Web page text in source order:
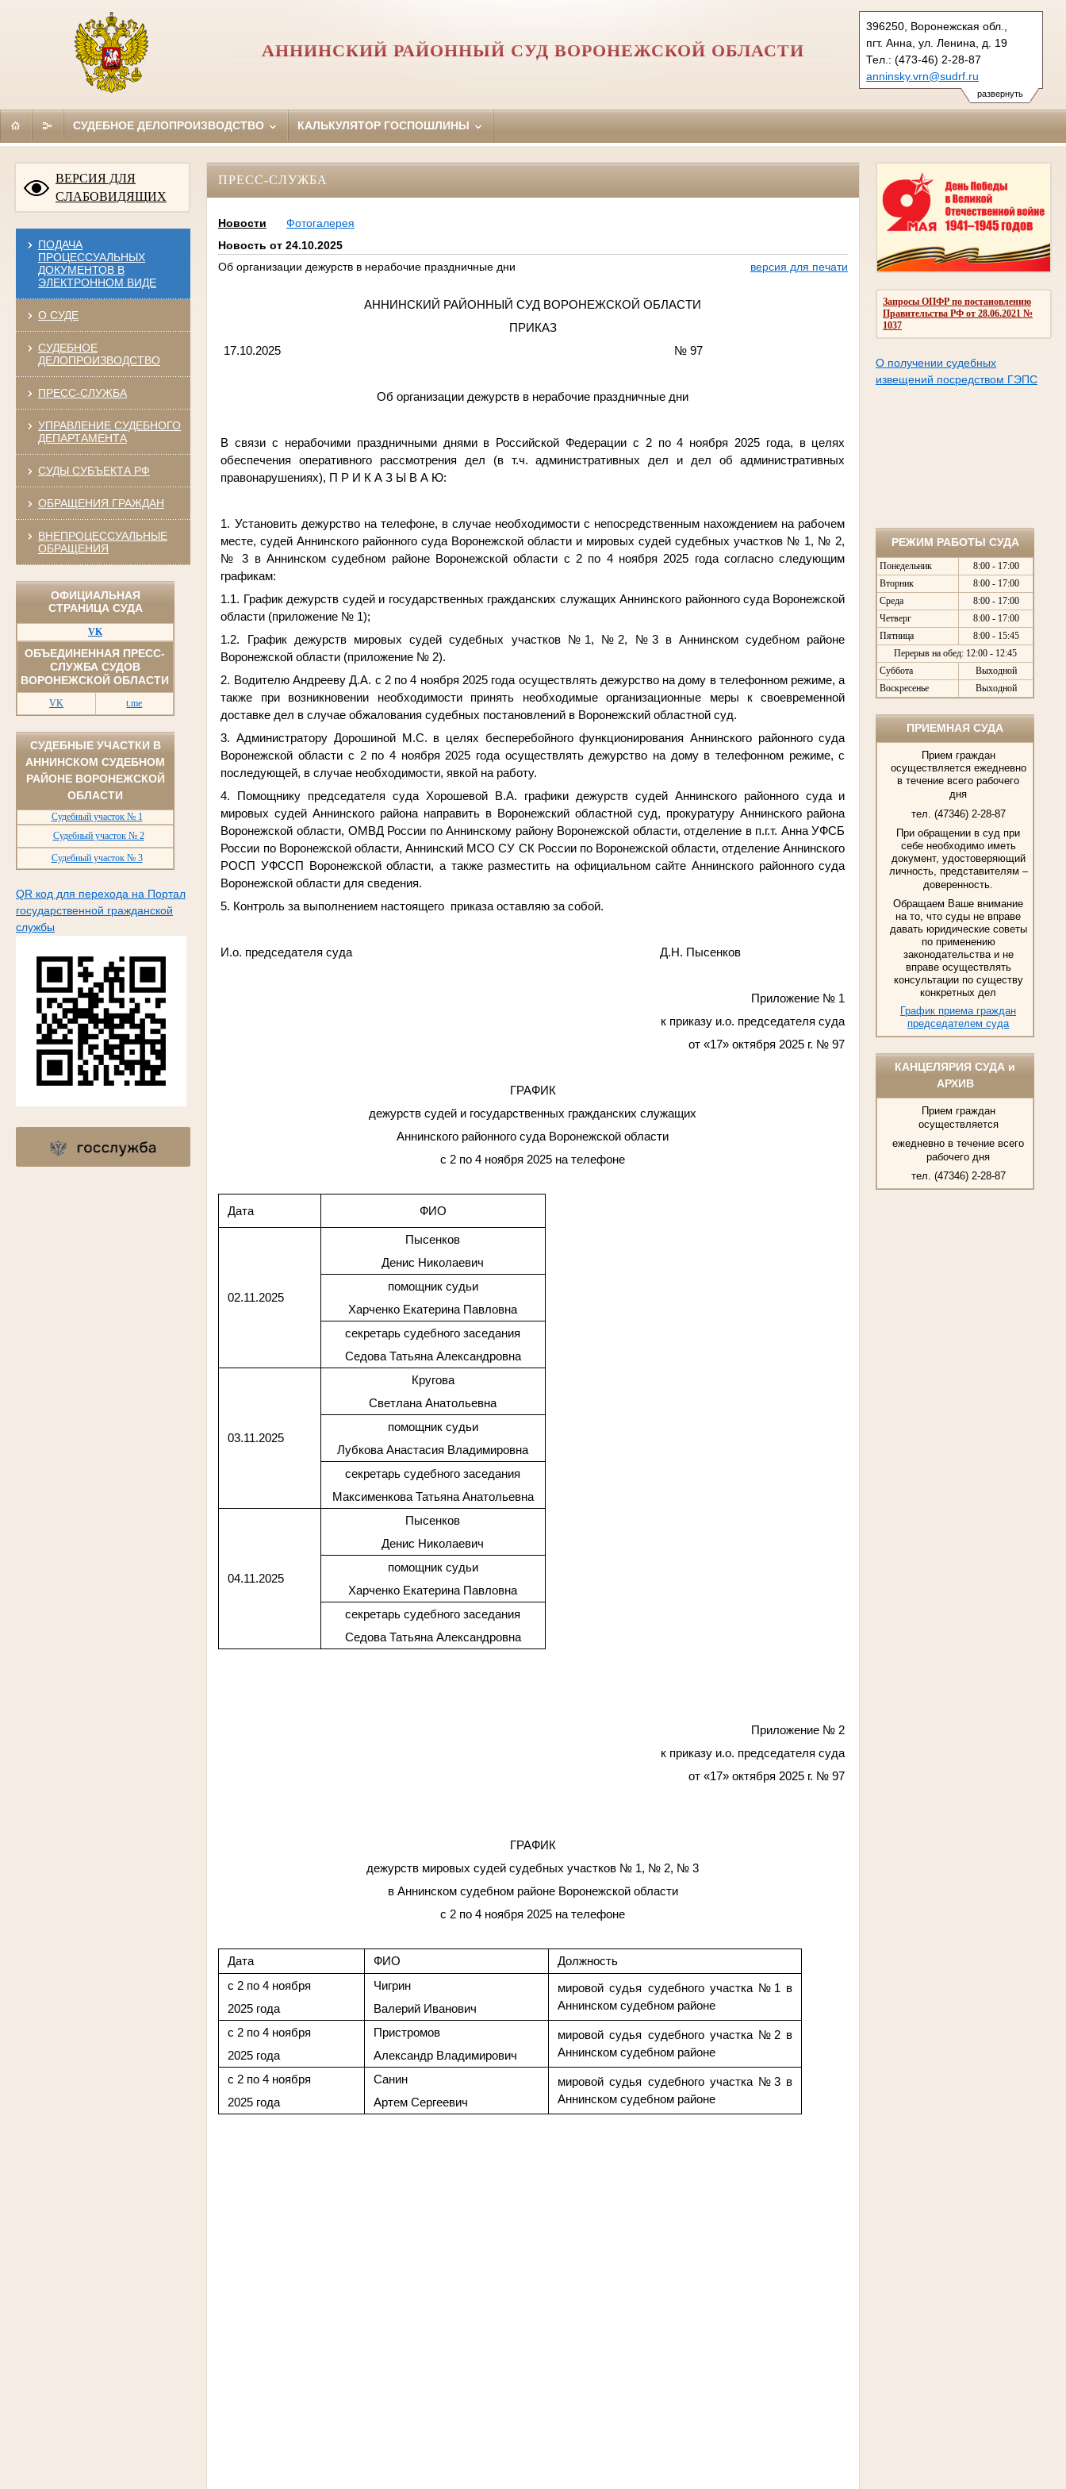
развернуть
396250, Воронежская обл.,
пгт. Анна, ул. Ленина, д. 19
Тел.: (473-46) 2-28-87
anninsky.vrn@sudrf.ru
схема проезда
АННИНСКИЙ РАЙОННЫЙ СУД ВОРОНЕЖСКОЙ ОБЛАСТИ
СУДЕБНОЕ ДЕЛОПРОИЗВОДСТВО КАЛЬКУЛЯТОР ГОСПОШЛИНЫ
ВЕРСИЯ ДЛЯ
СЛАБОВИДЯЩИХ
ПОДАЧА
ПРОЦЕССУАЛЬНЫХ
ДОКУМЕНТОВ В
ЭЛЕКТРОННОМ ВИДЕ
О СУДЕ
СУДЕБНОЕ
ДЕЛОПРОИЗВОДСТВО
ПРЕСС-СЛУЖБА
УПРАВЛЕНИЕ СУДЕБНОГО
ДЕПАРТАМЕНТА
СУДЫ СУБЪЕКТА РФ
ОБРАЩЕНИЯ ГРАЖДАН
ВНЕПРОЦЕССУАЛЬНЫЕ
ОБРАЩЕНИЯ
ОФИЦИАЛЬНАЯ
СТРАНИЦА СУДА
VK
ОБЪЕДИНЕННАЯ ПРЕСС-
СЛУЖБА СУДОВ
ВОРОНЕЖСКОЙ ОБЛАСТИ
VK t.me
СУДЕБНЫЕ УЧАСТКИ В
АННИНСКОМ СУДЕБНОМ
РАЙОНЕ ВОРОНЕЖСКОЙ
ОБЛАСТИ
Судебный участок № 1
Судебный участок № 2
Судебный участок № 3
QR код для перехода на Портал
государственной гражданской
службы
Запросы ОПФР по постановлению
Правительства РФ от 28.06.2021 №
1037
О получении судебных
извещений посредством ГЭПС
РЕЖИМ РАБОТЫ СУДА
Понедельник
8:00 - 17:00
Вторник
8:00 - 17:00
Среда
8:00 - 17:00
Четверг
8:00 - 17:00
Пятница
8:00 - 15:45
Перерыв на обед: 12:00 - 12:45
Суббота
Выходной
Воскресенье
Выходной
ПРИЕМНАЯ СУДА
Прием граждан
осуществляется ежедневно
в течение всего рабочего
дня
тел. (47346) 2-28-87
При обращении в суд при
себе необходимо иметь
документ, удостоверяющий
личность, представителям –
доверенность.
Обращаем Ваше внимание
на то, что суды не вправе
давать юридические советы
по применению
законодательства и не
вправе осуществлять
консультации по существу
конкретных дел
График приема граждан
председателем суда
КАНЦЕЛЯРИЯ СУДА и
АРХИВ
Прием граждан
осуществляется
ежедневно в течение всего
рабочего дня
тел. (47346) 2-28-87
ПРЕСС-СЛУЖБА
Новости
Фотогалерея
Новость от 24.10.2025
Об организации дежурств в нерабочие праздничные дни
версия для печати
АННИНСКИЙ РАЙОННЫЙ СУД ВОРОНЕЖСКОЙ ОБЛАСТИ
ПРИКАЗ
17.10.2025 № 97
Об организации дежурств в нерабочие праздничные дни
В связи с нерабочими праздничными днями в Российской Федерации с 2 по 4 ноября 2025 года, в целях
обеспечения оперативного рассмотрения дел (в т.ч. административных дел и дел об административных
правонарушениях), П Р И К А З Ы В А Ю:
1. Установить дежурство на телефоне, в случае необходимости с непосредственным нахождением на рабочем
месте, судей Аннинского районного суда Воронежской области и мировых судей судебных участков № 1, № 2,
№ 3 в Аннинском судебном районе Воронежской области с 2 по 4 ноября 2025 года согласно следующим
графикам:
1.1. График дежурств судей и государственных гражданских служащих Аннинского районного суда Воронежской
области (приложение № 1);
1.2. График дежурств мировых судей судебных участков №1, №2, №3 в Аннинском судебном районе
Воронежской области (приложение № 2).
2. Водителю Андрееву Д.А. с 2 по 4 ноября 2025 года осуществлять дежурство на дому в телефонном режиме, а
также при возникновении необходимости принять необходимые организационные меры к своевременной
доставке дел в случае обжалования судебных постановлений в Воронежский областной суд.
3. Администратору Дорошиной М.С. в целях бесперебойного функционирования Аннинского районного суда
Воронежской области с 2 по 4 ноября 2025 года осуществлять дежурство на дому в телефонном режиме, с
последующей, в случае необходимости, явкой на работу.
4. Помощнику председателя суда Хорошевой В.А. графики дежурств судей Аннинского районного суда и
мировых судей Аннинского района направить в Воронежский областной суд, прокуратуру Аннинского района
Воронежской области, ОМВД России по Аннинскому району Воронежской области, отделение в п.г.т. Анна УФСБ
России по Воронежской области, Аннинский МСО СУ СК России по Воронежской области, отделение Аннинского
РОСП УФССП Воронежской области, а также разместить на официальном сайте Аннинского районного суда
Воронежской области для сведения.
5. Контроль за выполнением настоящего приказа оставляю за собой.
И.о. председателя суда Д.Н. Пысенков
Приложение № 1
к приказу и.о. председателя суда
от «17» октября 2025 г. № 97
ГРАФИК
дежурств судей и государственных гражданских служащих
Аннинского районного суда Воронежской области
с 2 по 4 ноября 2025 на телефоне
Дата ФИО
02.11.2025
Пысенков
Денис Николаевич
помощник судьи
Харченко Екатерина Павловна
секретарь судебного заседания
Седова Татьяна Александровна
03.11.2025
Кругова
Светлана Анатольевна
помощник судьи
Лубкова Анастасия Владимировна
секретарь судебного заседания
Максименкова Татьяна Анатольевна
04.11.2025
Пысенков
Денис Николаевич
помощник судьи
Харченко Екатерина Павловна
секретарь судебного заседания
Седова Татьяна Александровна
Приложение № 2
к приказу и.о. председателя суда
от «17» октября 2025 г. № 97
ГРАФИК
дежурств мировых судей судебных участков № 1, № 2, № 3
в Аннинском судебном районе Воронежской области
с 2 по 4 ноября 2025 на телефоне
Дата ФИО
Должность
с 2 по 4 ноября
2025 года
Чигрин
Валерий Иванович
мировой судья судебного участка №1 в
Аннинском судебном районе
с 2 по 4 ноября
2025 года
Пристромов
Александр Владимирович
мировой судья судебного участка №2 в
Аннинском судебном районе
с 2 по 4 ноября
2025 года
Санин
Артем Сергеевич
мировой судья судебного участка №3 в
Аннинском судебном районе